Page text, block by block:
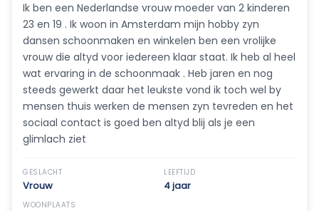
Ik ben een Nederlandse vrouw moeder van 2 kinderen
23 en 19 . Ik woon in Amsterdam mijn hobby zyn
dansen schoonmaken en winkelen ben een vrolijke
vrouw die altyd voor iedereen klaar staat. Ik heb al heel
wat ervaring in de schoonmaak . Heb jaren en nog
steeds gewerkt daar het leukste vond ik toch wel by
mensen thuis werken de mensen zyn tevreden en het
sociaal contact is goed ben altyd blij als je een
glimlach ziet
GESLACHT
Vrouw
LEEFTIJD
4 jaar
WOONPLAATS